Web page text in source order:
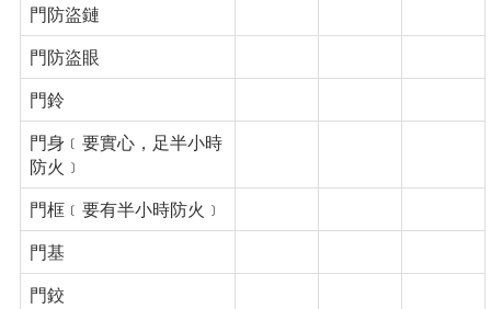
門防盜鏈
門防盜眼
門鈴
門身﹝要實心，足半小時
防火﹞
門框﹝要有半小時防火﹞
門基
門鉸